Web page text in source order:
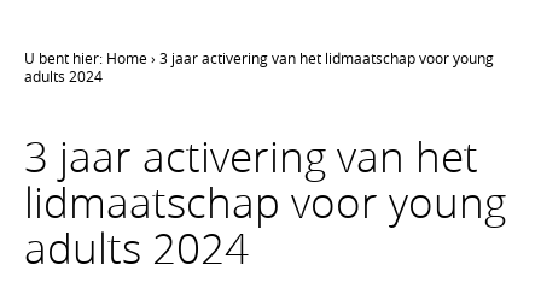
U bent hier: Home› 3 jaar activering van het lidmaatschap voor young
adults 2024
3 jaar activering van het
lidmaatschap voor young
adults 2024